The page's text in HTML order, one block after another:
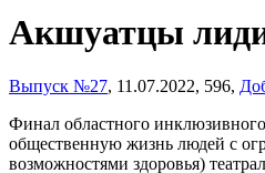
Акшуатцы
Выпуск №27, 11.07.2022, 596,
Финал областного
общественную жизнь людей с
возможностями здоровья)